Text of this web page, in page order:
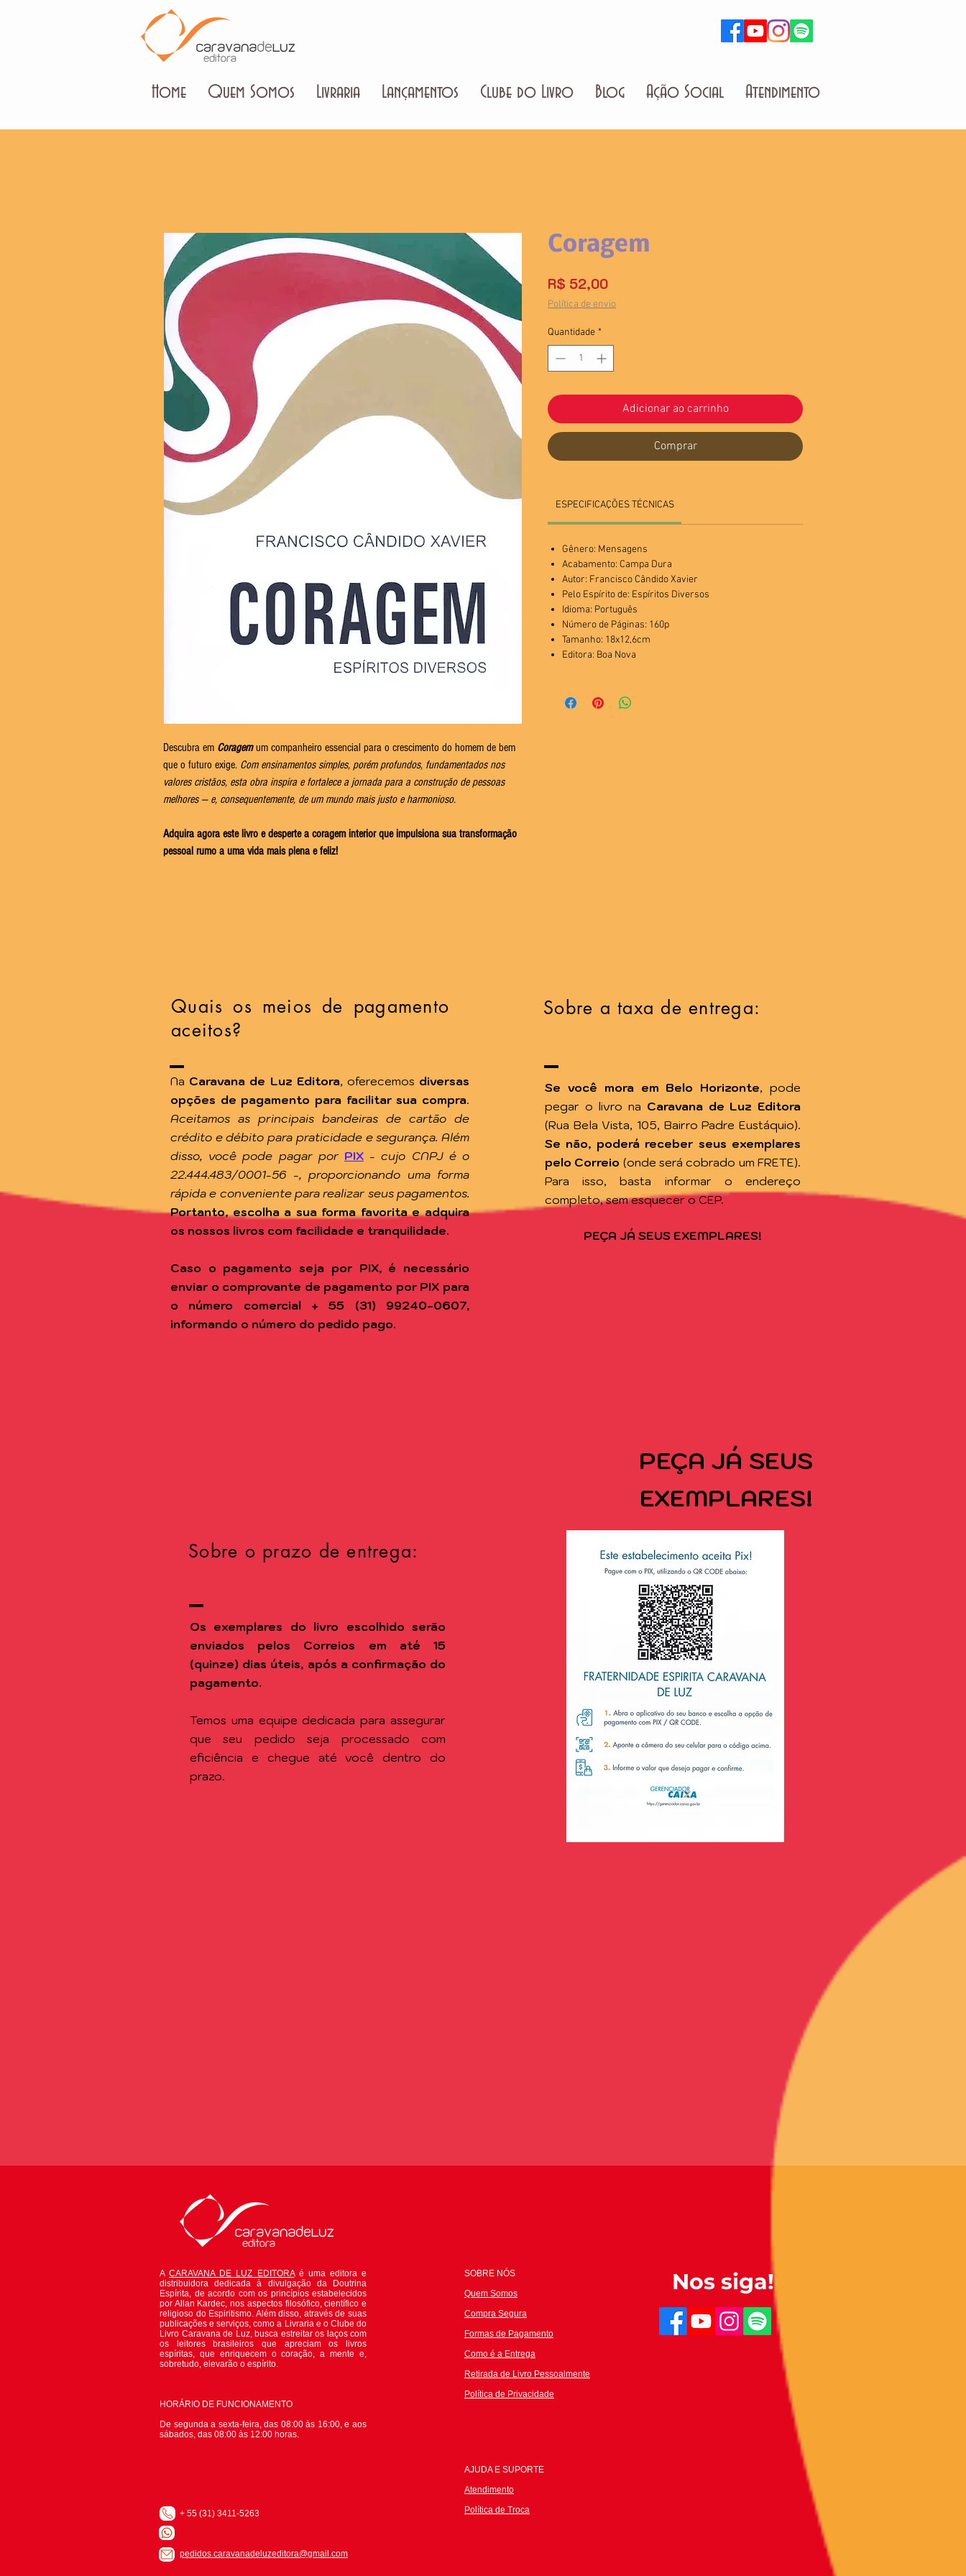
Home Quem Somos Livraria Lançamentos Clube do Livro Blog Ação Social Atendimento
Descubra em Coragemum companheiro essencial para o crescimento do homem de bem
que o futuro exige. Com ensinamentos simples, porém profundos, fundamentados nos
valores cristãos, esta obra inspira e fortalece a jornada para a construção de pessoas
melhores — e, consequentemente, de um mundo mais justo e harmonioso.
Adquira agora este livro e desperte a coragem interior que impulsiona sua transformação
pessoal rumo a uma vida mais plena e feliz!
Coragem
R$ 52,00Preço
Política de envio
Quantidade *
Adicionar ao carrinho
Comprar
ESPECIFICAÇÕES TÉCNICAS
Gênero: Mensagens
Acabamento: Campa Dura
Autor: Francisco Cândido Xavier
Pelo Espírito de: Espíritos Diversos
Idioma: Português
Número de Páginas: 160p
Tamanho: 18x12,6cm
Editora: Boa Nova
Sobre a taxa de entrega:
Se você mora em Belo Horizonte, pode
pegar o livro na Caravana de Luz Editora
(Rua Bela Vista, 105, Bairro Padre Eustáquio).
Se não, poderá receber seus exemplares
pelo Correio (onde será cobrado um FRETE).
Para isso, basta informar o endereço
completo, sem esquecer o CEP.
PEÇA JÁ SEUS EXEMPLARES!
Quais os meios de pagamento
aceitos?
Na Caravana de Luz Editora, oferecemos diversas
opções de pagamento para facilitar sua compra.
Aceitamos as principais bandeiras de cartão de
crédito e débito para praticidade e segurança. Além
disso, você pode pagar por PIX - cujo CNPJ é o
22.444.483/0001-56 -, proporcionando uma forma
rápida e conveniente para realizar seus pagamentos.
Portanto, escolha a sua forma favorita e adquira
os nossos livros com facilidade e tranquilidade.
Caso o pagamento seja por PIX, é necessário
enviar o comprovante de pagamento por PIX para
o número comercial + 55 (31) 99240-0607,
informando o número do pedido pago.
Sobre o prazo de entrega:
Os exemplares do livro escolhido serão
enviados pelos Correios em até 15
(quinze) dias úteis, após a confirmação do
pagamento.
Temos uma equipe dedicada para assegurar
que seu pedido seja processado com
eficiência e chegue até você dentro do
prazo.
PEÇA JÁ SEUS
EXEMPLARES!
ACARAVANA DE LUZ EDITORAé uma editora e
distribuidora dedicada à divulgação da Doutrina
Espírita, de acordo com os princípios estabelecidos
por Allan Kardec, nos aspectos filosófico, científico e
religioso do Espiritismo. Além disso, através de suas
publicações e serviços, como a Livraria e o Clube do
Livro Caravana de Luz, busca estreitar os laços com
os leitores brasileiros que apreciam os livros
espíritas, que enriquecem o coração, a mente e,
sobretudo, elevarão o espírito.
HORÁRIO DE FUNCIONAMENTO
De segunda a sexta-feira, das 08:00 às 16:00, e aos
sábados, das 08:00 às 12:00 horas.
+ 55 (31) 3411-5263
pedidos.caravanadeluzeditora@gmail.com
SOBRE NÓS
Quem Somos
Compra Segura
Formas de Pagamento
Como é a Entrega
Retirada de Livro Pessoalmente
Política de Privacidade
Nos siga!
AJUDA E SUPORTE
Atendimento
Política de Troca